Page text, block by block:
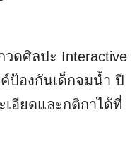
ดศิลปะ Interactive
ป้องกันเด็กจมน้ำ ปี
เอียดและกติกาได้ที่